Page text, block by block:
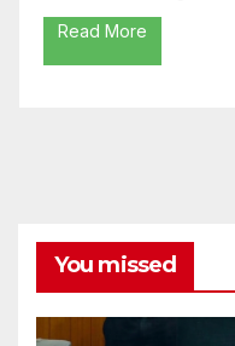
Read More
You missed